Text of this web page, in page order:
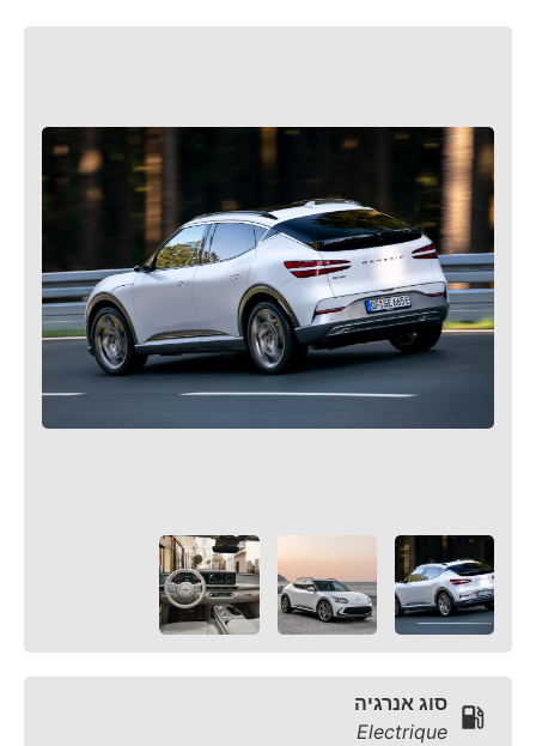
סוג אנרגיה
Electrique